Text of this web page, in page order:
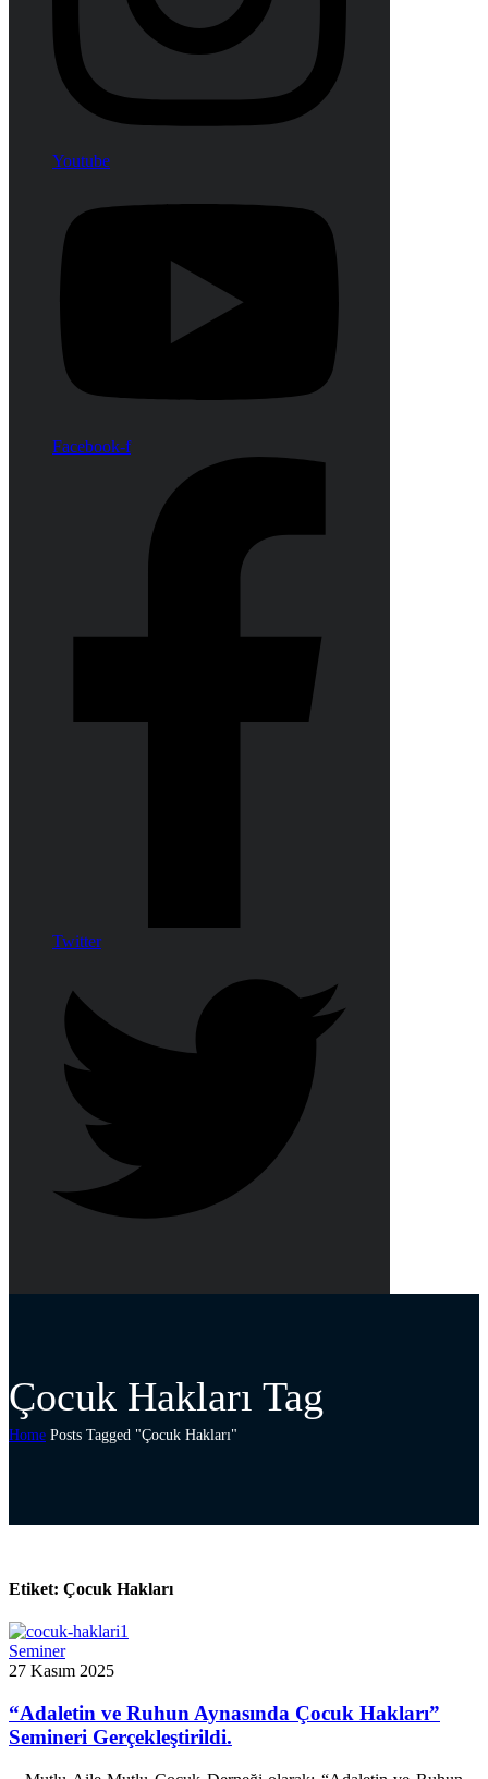
Youtube
Facebook-f
Twitter
Çocuk Hakları Tag
Home Posts Tagged "Çocuk Hakları"
Etiket: Çocuk Hakları
Seminer
27 Kasım 2025
“Adaletin ve Ruhun Aynasında Çocuk Hakları”
Semineri Gerçekleştirildi.